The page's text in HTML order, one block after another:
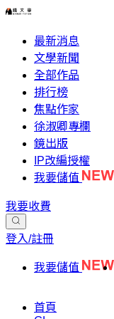
最新消息
文學新聞
全部作品
排行榜
焦點作家
徐淑卿專欄
鏡出版
IP改編授權
我要儲值
我要收費
登入/註冊
我要儲值
首頁